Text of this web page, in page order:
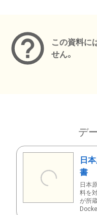
この資料に
せん。
デ
日
書
日本
料を
が所